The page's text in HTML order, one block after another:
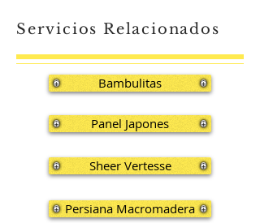
Servicios Relacionados
Bambulitas
Panel Japones
Sheer Vertesse
Persiana Macromadera